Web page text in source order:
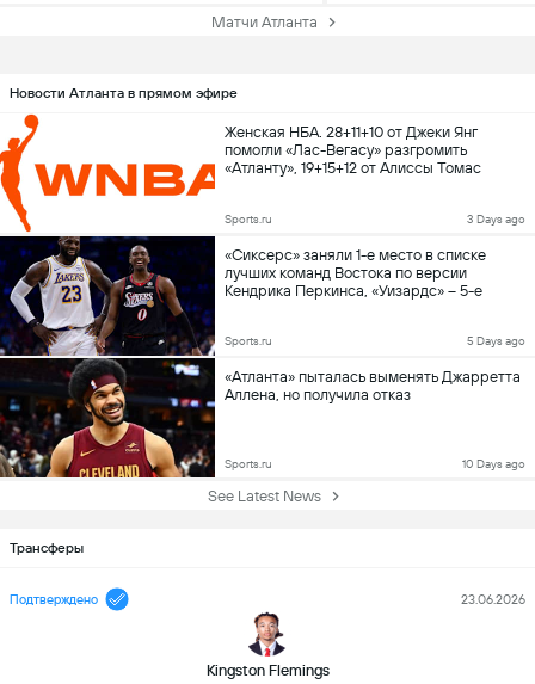
Матчи Атланта
Новости Атланта в прямом эфире
Женская НБА. 28+11+10 от Джеки Янг
помогли «Лас-Вегасу» разгромить
«Атланту», 19+15+12 от Алиссы Томас
Sports.ru 3 Days ago
«Сиксерс» заняли 1-е место в списке
лучших команд Востока по версии
Кендрика Перкинса, «Уизардс» – 5-е
Sports.ru 5 Days ago
«Атланта» пыталась выменять Джарретта
Аллена, но получила отказ
Sports.ru 10 Days ago
See Latest News
Трансферы
Подтверждено
Kingston Flemings
23.06.2026